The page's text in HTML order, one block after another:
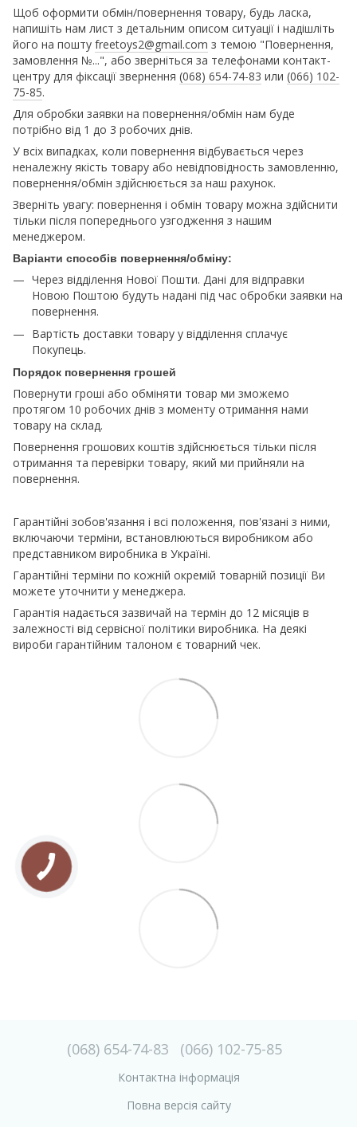
Щоб оформити обмін/повернення товару, будь ласка,
напишіть нам лист з детальним описом ситуації і надішліть
його на пошту freetoys2@gmail.com з темою "Повернення,
замовлення №...", або зверніться за телефонами контакт-
центру для фіксації звернення (068) 654-74-83 или (066) 102-
75-85.
Для обробки заявки на повернення/обмін нам буде
потрібно від 1 до 3 робочих днів.
У всіх випадках, коли повернення відбувається через
неналежну якість товару або невідповідность замовленню,
повернення/обмін здійснюється за наш рахунок.
Зверніть увагу: повернення і обмін товару можна здійснити
тільки після попереднього узгодження з нашим
менеджером.
Варіанти способів повернення/обміну:
Через відділення Нової Пошти. Дані для відправки
Новою Поштою будуть надані під час обробки заявки на
повернення.
Вартість доставки товару у відділення сплачує
Покупець.
Порядок повернення грошей
Повернути гроші або обміняти товар ми зможемо
протягом 10 робочих днів з моменту отримання нами
товару на склад.
Повернення грошових коштів здійснюється тільки після
отримання та перевірки товару, який ми прийняли на
повернення.
Гарантійні зобов'язання і всі положення, пов'язані з ними,
включаючи терміни, встановлюються виробником або
представником виробника в Україні.
Гарантійні терміни по кожній окремій товарній позиції Ви
можете уточнити у менеджера.
Гарантія надається зазвичай на термін до 12 місяців в
залежності від сервісної політики виробника. На деякі
вироби гарантійним талоном є товарний чек.
(068) 654-74-83 (066) 102-75-85
Контактна інформація
Повна версія сайту